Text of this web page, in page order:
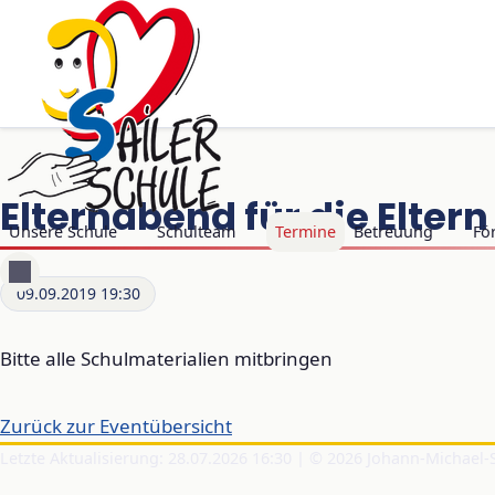
Navigation überspringen
Unsere Schule Schulteam Termine Betreuung
Elternabend für die
09.09.2019 19:30
Bitte alle Schulmaterialien mitbringen
Zurück zur Eventübersicht